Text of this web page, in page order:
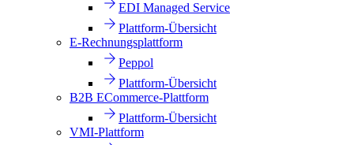
EDI Managed Service
Plattform-Übersicht
E-Rechnungsplattform
Peppol
Plattform-Übersicht
B2B ECommerce-Plattform
Plattform-Übersicht
VMI-Plattform